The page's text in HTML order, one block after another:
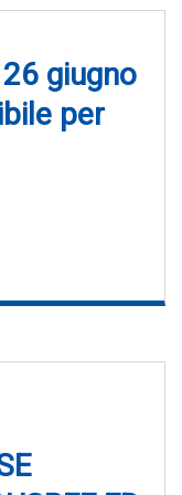
giugno
per